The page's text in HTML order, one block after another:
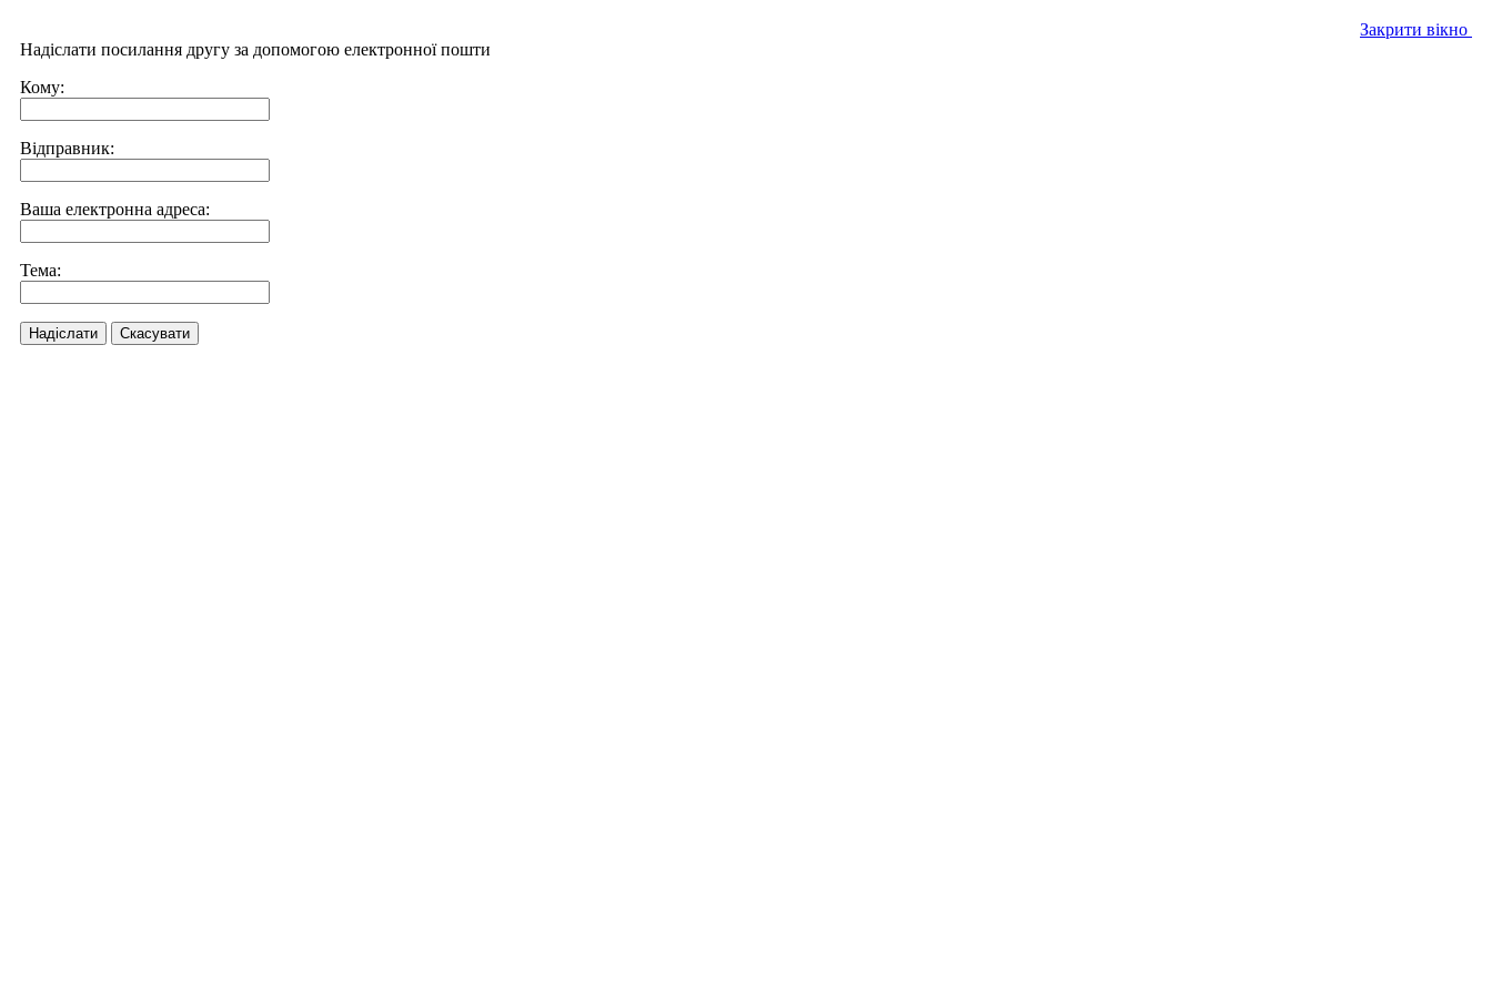
Закрити вікно
Надіслати посилання другу за допомогою електронної пошти
Кому:
Відправник:
Ваша електронна адреса:
Тема:
Надіслати Скасувати